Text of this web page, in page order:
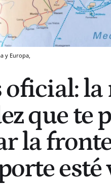
y Europa,
oficial:
que te
la
esté